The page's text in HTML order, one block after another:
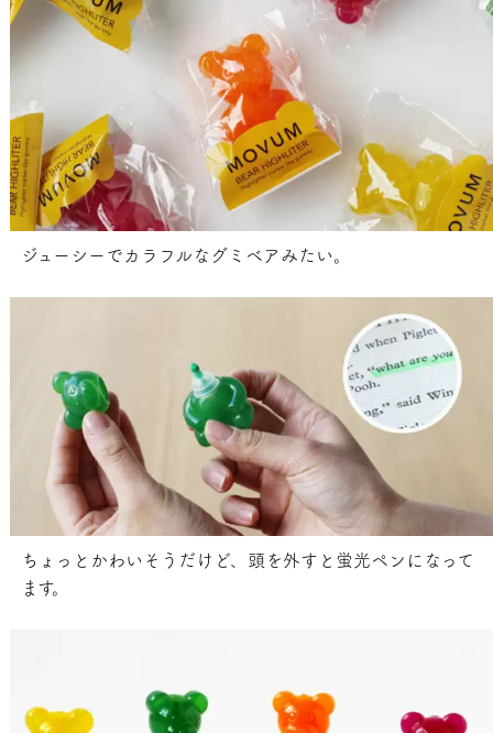
ジューシーでカラフルなグミベアみたい。
ちょっとかわいそうだけど、頭を外すと蛍光ペンになって
ます。